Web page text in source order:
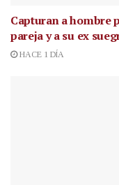
Capturan a hombre
pareja y a su ex
HACE 1 DÍA